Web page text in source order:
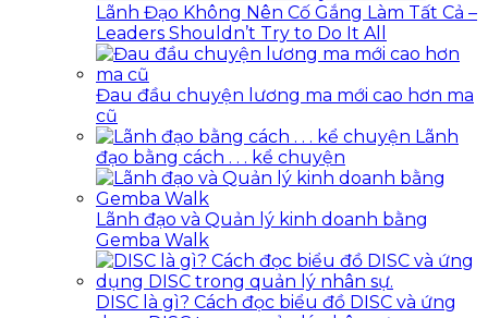
Lãnh Đạo Không Nên Cố Gắng Làm Tất Cả –
Leaders Shouldn’t Try to Do It All
Đau đầu chuyện lương ma mới cao hơn ma
cũ
Lãnh
đạo bằng cách . . . kể chuyện
Lãnh đạo và Quản lý kinh doanh bằng
Gemba Walk
DISC là gì? Cách đọc biểu đồ DISC và ứng